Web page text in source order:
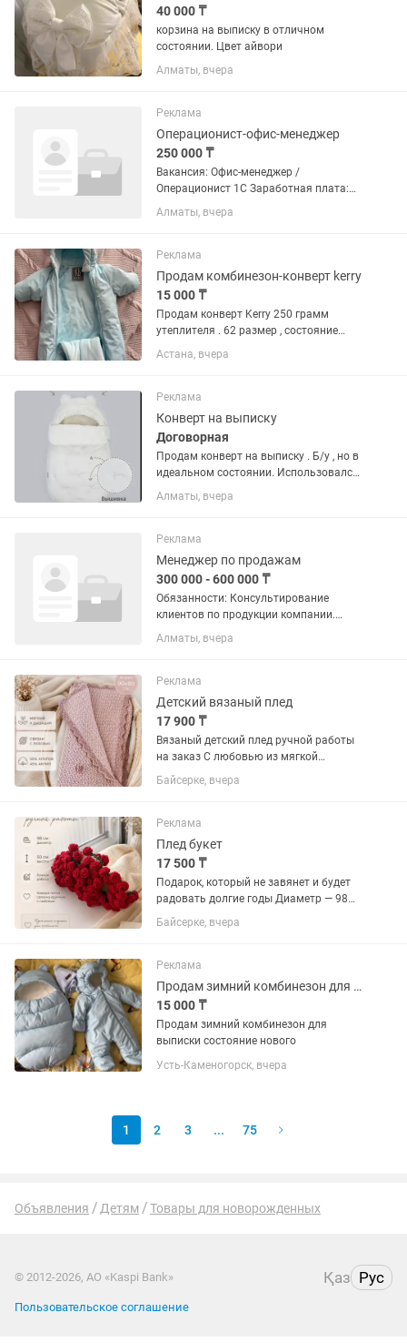
40 000 ₸
корзина на выписку в отличном
состоянии. Цвет айвори
Алматы, вчера
Реклама
Операционист-офис-менеджер
250 000 ₸
Вакансия: Офис-менеджер /
Операционист 1С Заработная плата:
290 000 тенге (на период
испытательного срока) Условия
трудоустройство. График работы: 5/2.
Рабочее время: с...
Алматы, вчера
Реклама
Продам комбинезон-конверт kerry
15 000 ₸
Продам конверт Kerry 250 грамм
утеплителя . 62 размер , состояние
нового, надевали пару раз. Подойдет
на выписку , на зиму, холодную осень
Астана, вчера
Реклама
Конверт на выписку
Договорная
Продам конверт на выписку . Б/у , но в
идеальном состоянии. Использовался
всего в 1 месяц от рождения всего 3
раза в коляске . В наборе сам конверт
тёплый из...
Алматы, вчера
Реклама
Менеджер по продажам
300 000 - 600 000 ₸
Обязанности: Консультирование
клиентов по продукции компании.
Прием и обработка входящих заявок.
Подготовка коммерческих
Работа в программе 1С: оформление
заказов,...
Алматы, вчера
Реклама
Детский вязаный плед
17 900 ₸
Вязаный детский плед ручной работы
на заказ С любовью из мягкой
хлопковой пряжи. Нежный, приятный к
телу и уютный. Подойдет для выписки,
Байсерке, вчера
Реклама
Плед букет
17 500 ₸
Подарок, который не завянет и будет
радовать долгие годы Диаметр — 98
см Высота букета — 50 см Состав: 55%
хлопок, 45% полиакрил Полностью
вручную с любовью и...
Байсерке, вчера
Реклама
Продам зимний комбинезон для выписки(комбинезон,кокон,шапка,шарф)
15 000 ₸
Продам зимний комбинезон для
выписки состояние нового
Усть-Каменогорск, вчера
1 2 3 ... 75
Объявления Детям Товары для новорожденных
© 2012-2026, АО «Kaspi Bank» Қаз Рус
Пользовательское соглашение